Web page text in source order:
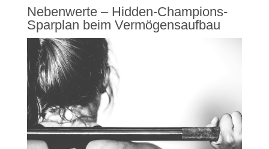
Nebenwerte – Hidden-Champions-
Sparplan beim Vermögensaufbau